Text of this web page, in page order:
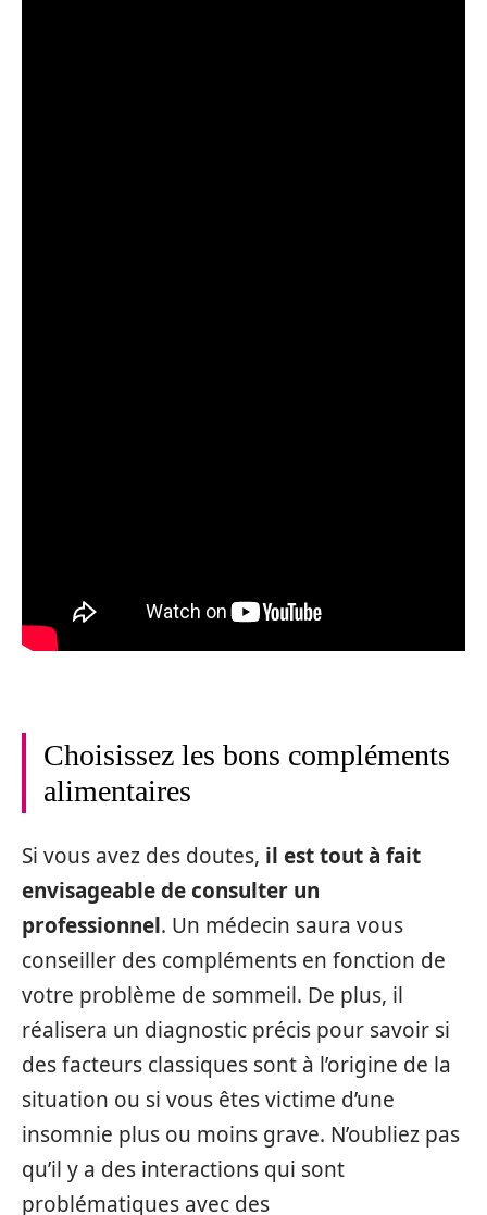
Choisissez les bons compléments
alimentaires
Si vous avez des doutes, il est tout à fait
envisageable de consulter un
professionnel. Un médecin saura vous
conseiller des compléments en fonction de
votre problème de sommeil. De plus, il
réalisera un diagnostic précis pour savoir si
des facteurs classiques sont à l’origine de la
situation ou si vous êtes victime d’une
insomnie plus ou moins grave. N’oubliez pas
qu’il y a des interactions qui sont
problématiques avec des